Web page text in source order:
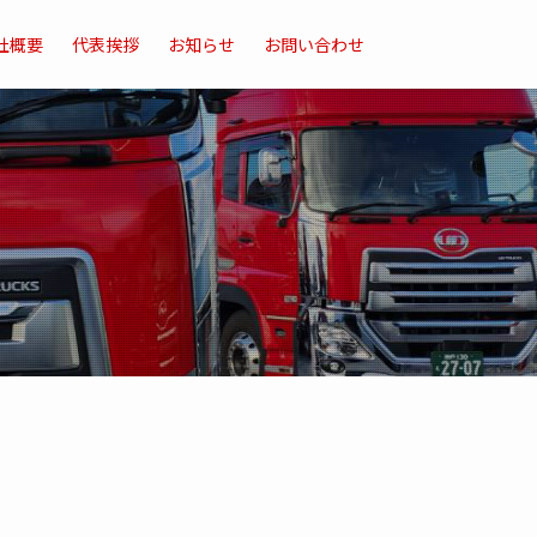
概要 代表挨拶 お知らせ お問い合わせ